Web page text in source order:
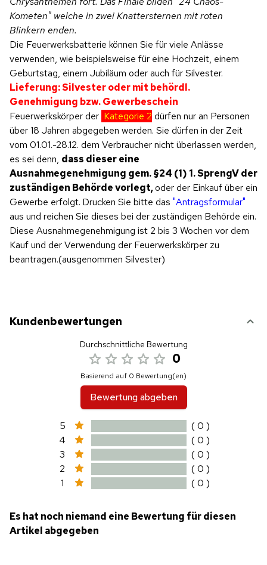
Kometen" welche in zwei Knattersternen mit roten
Blinkern enden.
Die Feuerwerksbatterie können Sie für viele Anlässe
verwenden, wie beispielsweise für eine Hochzeit, einem
Geburtstag, einem Jubiläum oder auch für Silvester.
Lieferung: Silvester oder mit behördl.
Genehmigung bzw. Gewerbeschein
Feuerwerkskörper der Kategorie 2 dürfen nur an Personen
über 18 Jahren abgegeben werden. Sie dürfen in der Zeit
vom 01.01.-28.12. dem Verbraucher nicht überlassen werden,
es sei denn, dass dieser eine
Ausnahmegenehmigung gem. §24 (1) 1. SprengV der
zuständigen Behörde vorlegt,oder der Einkauf über ein
Gewerbe erfolgt. Drucken Sie bitte das "Antragsformular"
aus und reichen Sie dieses bei der zuständigen Behörde ein.
Diese Ausnahmegenehmigung ist 2 bis 3 Wochen vor dem
Kauf und der Verwendung der Feuerwerkskörper zu
beantragen.(ausgenommen Silvester)
Kundenbewertungen
Durchschnittliche Bewertung
0
Basierend auf 0 Bewertung(en)
Bewertung abgeben
5
( 0 )
4
( 0 )
3
( 0 )
2
( 0 )
1
( 0 )
Es hat noch niemand eine Bewertung für diesen
Artikel abgegeben